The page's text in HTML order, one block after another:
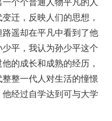
个个普通人物平凡的人
迁，反映人们的思想，
遥却在平凡中看到了他
平，我认为孙少平这个
的成长和成熟的经历，
整一代人对生活的憧憬
经过自学达到可与大学